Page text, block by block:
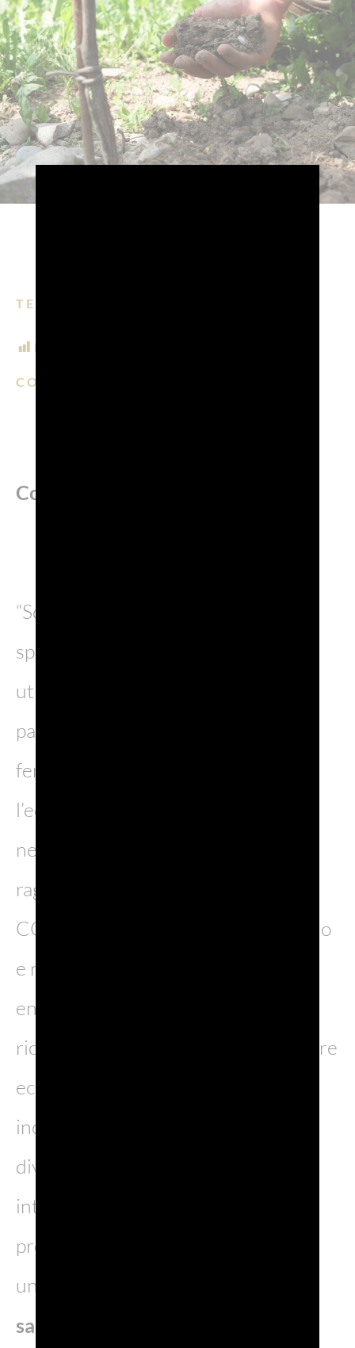
TEMPO DI LETTURA: 5 MIN.
POST VIEWS:
CONDIVIDI SU:
Cos’è realmente?
“Sostenibilità” è un termine che
spesso genera confusione, perché
utilizzato in maniera impropria e
parziale. Per alcuni, comprende la
fertilità del suolo, la biodiversità e
l’equilibrio dei sistemi biologici. Altri
ne sottolineano il ruolo nel
raggiungimento di zero emissioni di
CO2, nella promozione del riciclaggio
e nello sfruttamento delle fonti di
energia rinnovabili. Altri ancora la
riconoscono come fulcro di benessere
economico, favorendo una crescita
inclusiva che tenga conto delle
diverse esigenze di tutte le parti
interessate. In mezzo a tutte queste
prospettive, emerge un principio
unificante: l’imperativo di
salvaguardare